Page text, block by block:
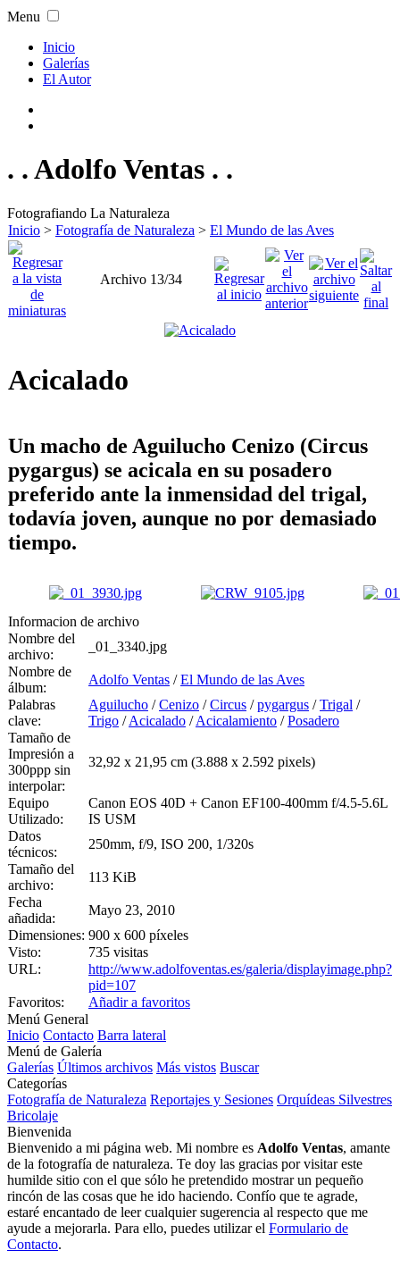
Menu
Inicio
Galerías
El Autor
. . Adolfo Ventas . .
Fotografiando La Naturaleza
Inicio > Fotografía de Naturaleza > El Mundo de las Aves
Archivo 13/34
Acicalado
Un macho de Aguilucho Cenizo (Circus
pygargus) se acicala en su posadero
preferido ante la inmensidad del trigal,
todavía joven, aunque no por demasiado
tiempo.
Informacion de archivo
Nombre del
archivo:
_01_3340.jpg
Nombre de
álbum:
Adolfo Ventas /El Mundo de las Aves
Palabras
clave:
Aguilucho /Cenizo /Circus /pygargus /Trigal /
Trigo /Acicalado /Acicalamiento /Posadero
Tamaño de
Impresión a
300ppp sin
interpolar:
32,92 x 21,95 cm (3.888 x 2.592 pixels)
Equipo
Utilizado:
Canon EOS 40D + Canon EF100-400mm f/4.5-5.6L
IS USM
Datos
técnicos:
250mm, f/9, ISO 200, 1/320s
Tamaño del
archivo:
113 KiB
Fecha
añadida:
Mayo 23, 2010
Dimensiones: 900 x 600 píxeles
Visto:
735 visitas
URL:
http://www.adolfoventas.es/galeria/displayimage.php?
pid=107
Favoritos:
Añadir a favoritos
Menú General
Inicio Contacto Barra lateral
Menú de Galería
Galerías Últimos archivos Más vistos Buscar
Categorías
Fotografía de Naturaleza Reportajes y Sesiones Orquídeas Silvestres
Bricolaje
Bienvenida
Bienvenido a mi página web. Mi nombre es Adolfo Ventas, amante
de la fotografía de naturaleza. Te doy las gracias por visitar este
humilde sitio con el que sólo he pretendido mostrar un pequeño
rincón de las cosas que he ido haciendo. Confío que te agrade,
estaré encantado de leer cualquier sugerencia al respecto que me
ayude a mejorarla. Para ello, puedes utilizar el Formulario de
Contacto.